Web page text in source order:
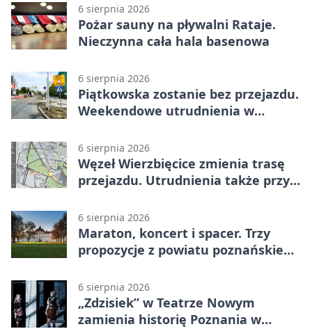
6 sierpnia 2026
Pożar sauny na pływalni Rataje.
Nieczynna cała hala basenowa
6 sierpnia 2026
Piątkowska zostanie bez przejazdu.
Weekendowe utrudnienia w
6 sierpnia 2026
Węzeł Wierzbięcice zmienia trasę
przejazdu. Utrudnienia także przy
6 sierpnia 2026
Maraton, koncert i spacer. Trzy
propozycje z powiatu poznańskiego
6 sierpnia 2026
„Zdzisiek” w Teatrze Nowym
zamienia historię Poznania w